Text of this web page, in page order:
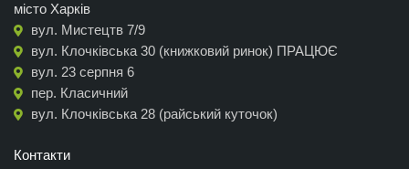
місто Харків
вул. Мистецтв 7/9
вул. Клочківська 30 (книжковий ринок) ПРАЦЮЄ
вул. 23 серпня 6
пер. Класичний
вул. Клочківська 28 (райський куточок)
Контакти